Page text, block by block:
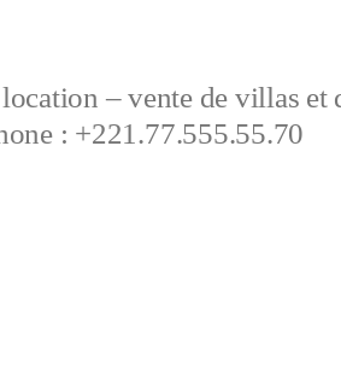
– vente de villas et
: +221.77.555.55.70